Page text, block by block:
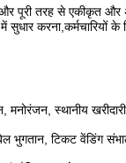
पूरी तरह से एकीकृत और
में सुधार
मनोरंजन, स्थानीय
भुगतान, टिकट वेंडिंग